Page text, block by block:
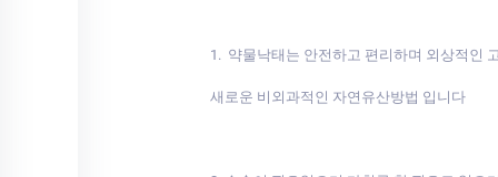
1. 약물낙태는 안전하고 편리하며 외상적인
새로운 비외과적인 자연유산방법 입니다